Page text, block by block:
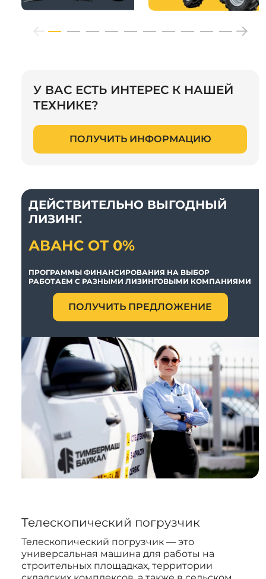
У ВАС ЕСТЬ ИНТЕРЕС К НАШЕЙ
ТЕХНИКЕ?
ПОЛУЧИТЬ ИНФОРМАЦИЮ
ДЕЙСТВИТЕЛЬНО ВЫГОДНЫЙ
ЛИЗИНГ.
АВАНС ОТ 0%
ПРОГРАММЫ ФИНАНСИРОВАНИЯ НА ВЫБОР
РАБОТАЕМ С РАЗНЫМИ ЛИЗИНГОВЫМИ КОМПАНИЯМИ
ПОЛУЧИТЬ ПРЕДЛОЖЕНИЕ
Телескопический погрузчик
Телескопический погрузчик — это
универсальная машина для работы на
строительных площадках, территории